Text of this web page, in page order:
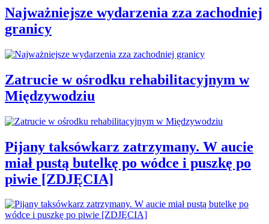
Najważniejsze wydarzenia zza zachodniej
granicy
Zatrucie w ośrodku rehabilitacyjnym w
Międzywodziu
Pijany taksówkarz zatrzymany. W aucie
miał pustą butelkę po wódce i puszkę po
piwie [ZDJĘCIA]